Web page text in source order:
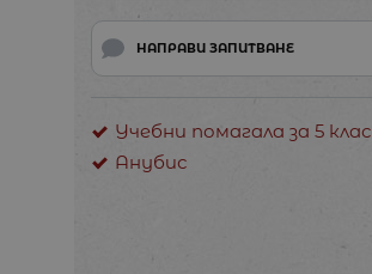
НАПРАВИ ЗАПИТВАНЕ
Учебни помагала за 5 клас
Анубис